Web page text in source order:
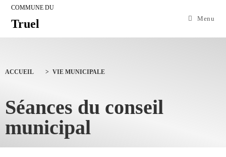
COMMUNE DU
Truel Menu
ACCUEIL > VIE MUNICIPALE
Séances du conseil
municipal